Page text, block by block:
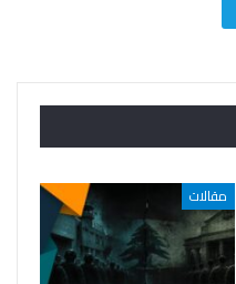
مقالات